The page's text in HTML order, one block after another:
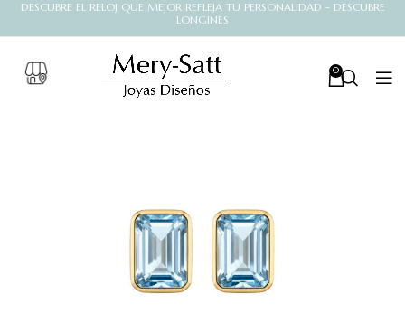
DESCUBRE EL RELOJ QUE MEJOR REFLEJA TU PERSONALIDAD - DESCUBRE
LONGINES
0